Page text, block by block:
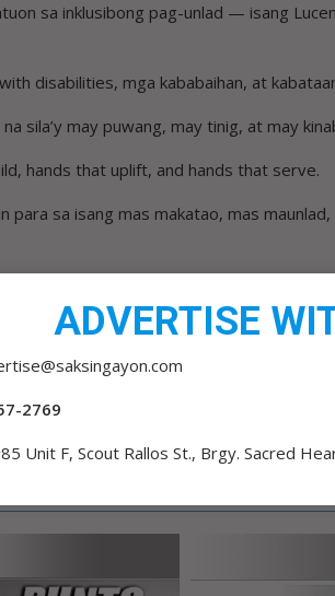
sa inklusibong pag-unlad — isang
disabilities, mga kababaihan, at
sila’y may puwang, may tinig, at may
hands that uplift, and hands that serve.
para sa isang mas makatao, mas
ADVERTISE
2769
Unit F, Scout Rallos St., Brgy. Sacred